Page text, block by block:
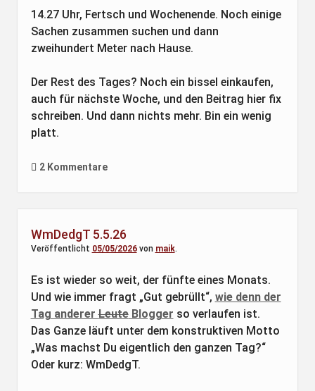
14.27 Uhr, Fertsch und Wochenende. Noch einige
Sachen zusammen suchen und dann
zweihundert Meter nach Hause.
Der Rest des Tages? Noch ein bissel einkaufen,
auch für nächste Woche, und den Beitrag hier fix
schreiben. Und dann nichts mehr. Bin ein wenig
platt.
2 Kommentare
WmDedgT 5.5.26
Veröffentlicht 05/05/2026von maik.
Es ist wieder so weit, der fünfte eines Monats.
Und wie immer fragt „Gut gebrüllt“, wie denn der
Tag andererLeuteBlogger so verlaufen ist.
Das Ganze läuft unter dem konstruktiven Motto
„Was machst Du eigentlich den ganzen Tag?“
Oder kurz: WmDedgT.